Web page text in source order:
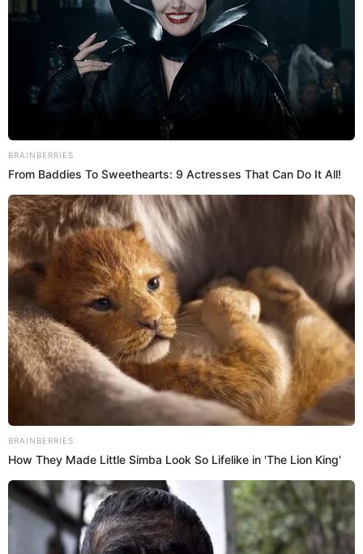
05 Oct 2019 | 11:15 h
Giannina Luján sobre reconciliación de Silvia
Cornejo con su pareja: “Hay que quererse más”
La sexy modelo Giannia Luján criticó a la conductora Silvia Cornejo
por organizar fiesta a su pareja Jean Paul, quien fue ampayado
besándose con otra mujer.
El Popular
Silvia Cornejo